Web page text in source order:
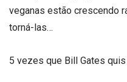
veganas estão crescendo
torná-las…
5 vezes que Bill Gates